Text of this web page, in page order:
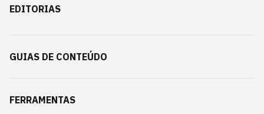
EDITORIAS
GUIAS DE CONTEÚDO
FERRAMENTAS